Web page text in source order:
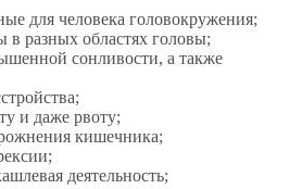
для человека головокружения;
в разных областях головы;
сонливости, а также
и даже рвоту;
кишечника;
деятельность;